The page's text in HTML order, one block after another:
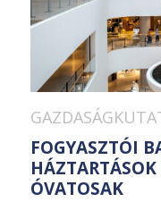
FOGYASZTÓI
ÓVATOSAK